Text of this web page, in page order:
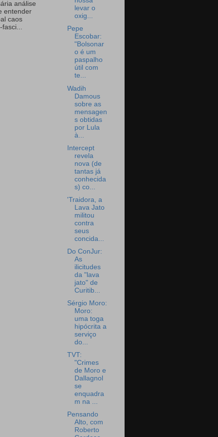
análise
entender
caos
levar o
oxig...
Pepe
Escobar:
"Bolsonar
o é um
paspalho
útil com
te...
Wadih
Damous
sobre as
mensagen
s obtidas
por Lula
à...
Intercept
revela
nova (de
tantas já
conhecida
s) co...
'Traidora, a
Lava Jato
militou
contra
seus
concida...
Do ConJur:
As
ilicitudes
da "lava
jato" de
Curitib...
Sérgio Moro:
Moro:
uma toga
hipócrita a
serviço
do...
TVT:
"Crimes
de Moro e
Dallagnol
se
enquadra
m na ...
Pensando
Alto, com
Roberto